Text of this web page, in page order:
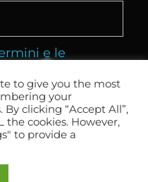
e le
to give you the most
your
clicking “Accept All”,
the cookies. However,
to provide a